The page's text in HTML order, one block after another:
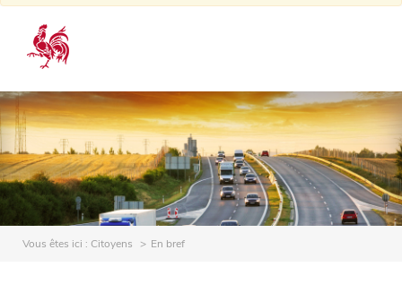
Vous êtes ici : Citoyens En bref